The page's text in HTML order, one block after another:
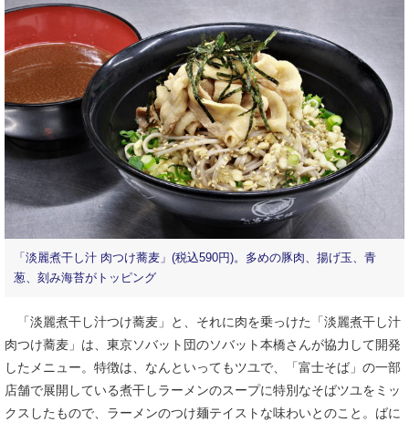
「淡麗煮干し汁 肉つけ蕎麦」(税込590円)。多めの豚肉、揚げ玉、青
葱、刻み海苔がトッピング
「淡麗煮干し汁つけ蕎麦」と、それに肉を乗っけた「淡麗煮干し汁
肉つけ蕎麦」は、東京ソバット団のソバット本橋さんが協力して開発
したメニュー。特徴は、なんといってもツユで、「富士そば」の一部
店舗で展開している煮干しラーメンのスープに特別なそばツユをミッ
クスしたもので、ラーメンのつけ麺テイストな味わいとのこと。ばに